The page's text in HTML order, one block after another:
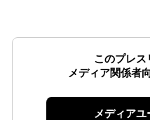
このプレス
メディア関係者
メディア